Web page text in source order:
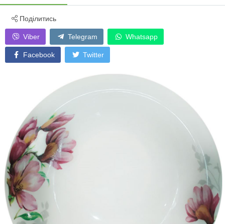
Поділитись
Viber Telegram Whatsapp
Facebook Twitter